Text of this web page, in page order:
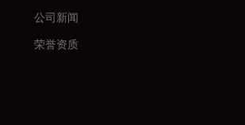
公司新闻
荣誉资质